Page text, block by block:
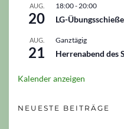
AUG.
20
18:00- 20:00
LG-
AUG.
21
Ganztägig
Herrenabend des
Kalender anzeigen
NEUESTE BEITRÄGE